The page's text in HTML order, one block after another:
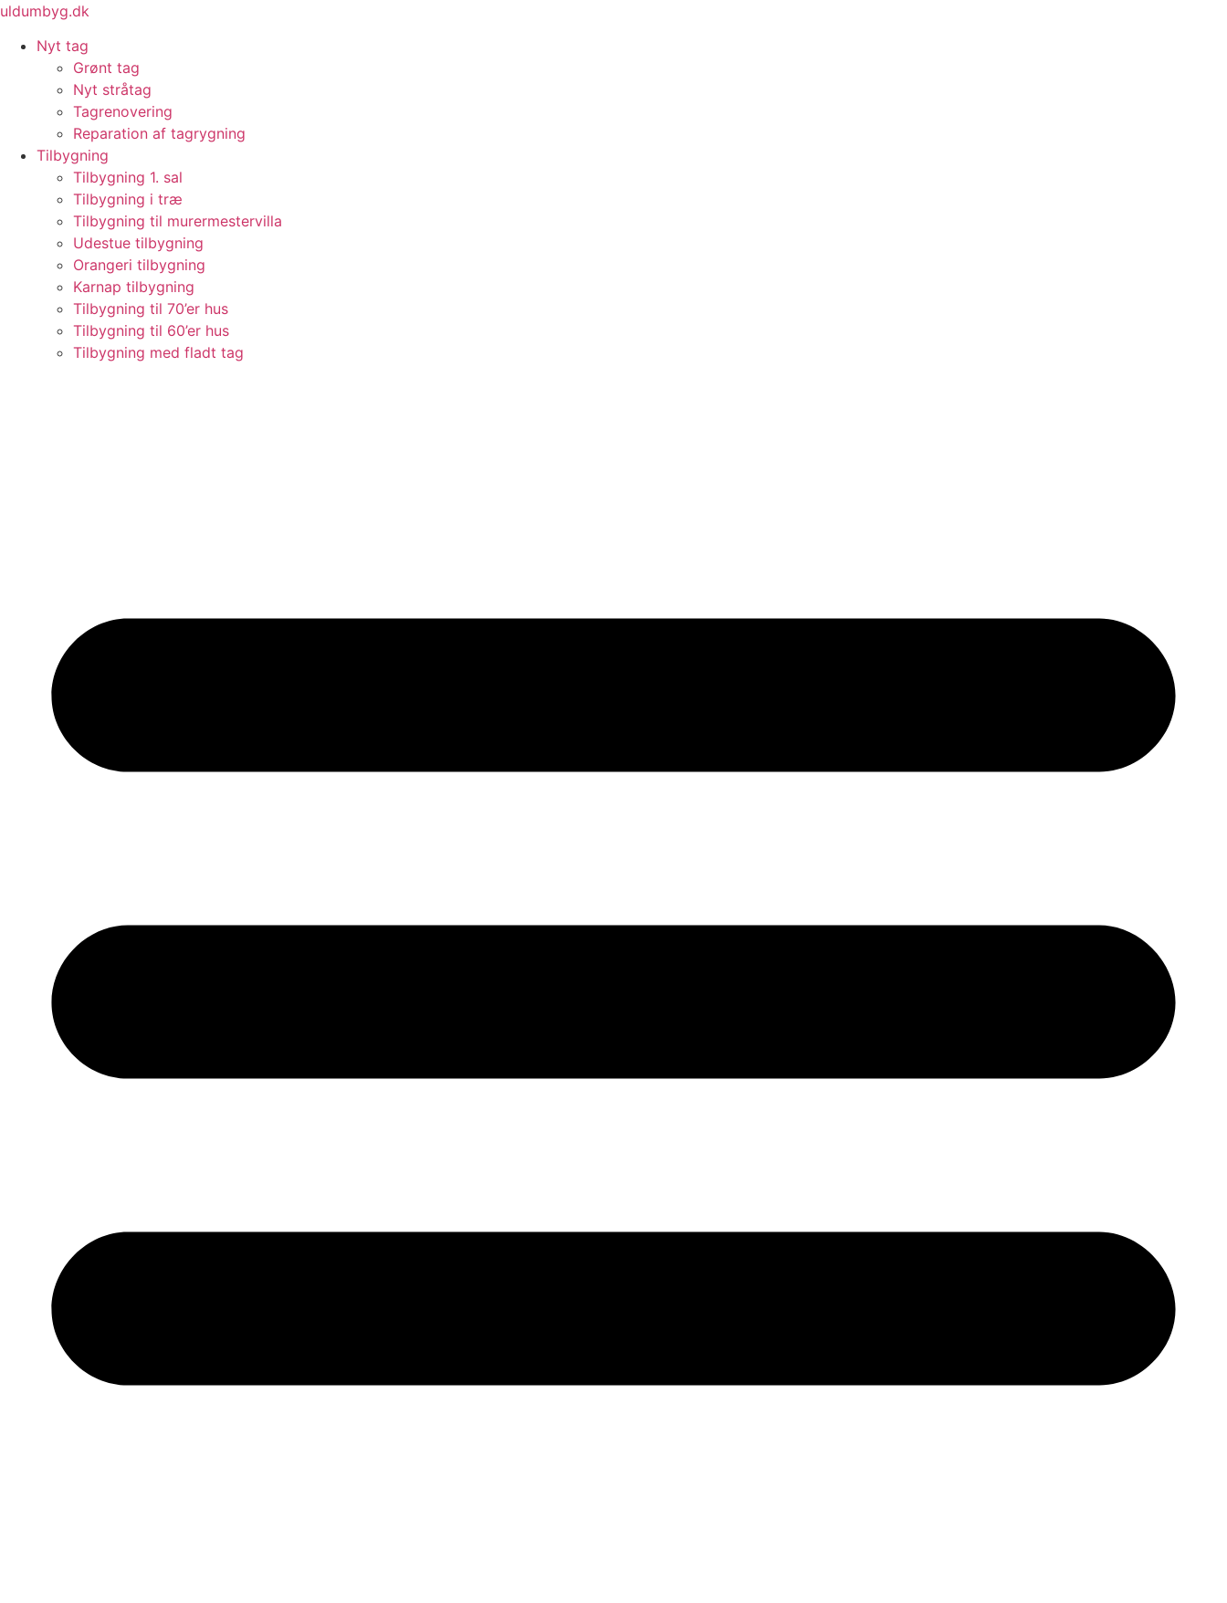
Videre
indhold
uldumbyg.dk
Nyt tag
Grønt tag
Nyt stråtag
Tagrenovering
Reparation af tagrygning
Tilbygning
Tilbygning 1. sal
Tilbygning i træ
Tilbygning til murermestervilla
Udestue tilbygning
Orangeri tilbygning
Karnap tilbygning
Tilbygning til 70’er hus
Tilbygning til 60’er hus
Tilbygning med fladt tag